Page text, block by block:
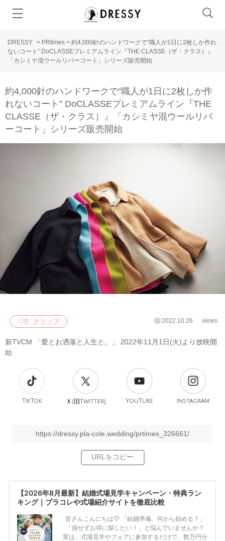
DRESSY > PRtimes > 約4,000針のハンドワークで“職人が1日に2枚しか作れ
ないコート” DoCLASSEプレミアムライン『THE CLASSE（ザ・クラス）』
「カシミヤ混ウールリバーコート」シリーズ販売開始
約4,000針のハンドワークで“職人が1日に2枚しか作
れないコート” DoCLASSEプレミアムライン『THE
CLASSE（ザ・クラス）』「カシミヤ混ウールリバ
ーコート」シリーズ販売開始
♡0 クリップ 2022.10.26 views
新TVCM 「愛とお洒落と人生と。」 2022年11月1日(火)より放映開
始
TikTok Ｘ(旧Twitter) YouTube Instagram
https://dressy.pla-cole.wedding/prtimes_326661/
【2026年8月最新】結婚式場見学キャンペーン・特典ラン
キング｜プラコレや式場紹介サイトを徹底比較
皆さんこんにちは♡ 「結婚準備、何から始める？」
「損せずお得に探したい！」と悩んでいませんか？
実は、式場見学やフェアに参加するだけで、数万円分